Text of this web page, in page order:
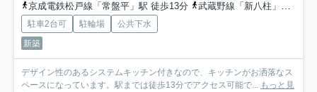
京成電鉄松戸線「常盤平」駅 徒歩13分
武蔵野線「新八柱」駅 徒歩14分
駐車2台可 駐輪場
公共下水
新築
デザイン性のあるシステムキッチン付きなので、キッチンがお洒落なス
ペースになっています。駅までは徒歩13分でアクセス可能で... もっと見